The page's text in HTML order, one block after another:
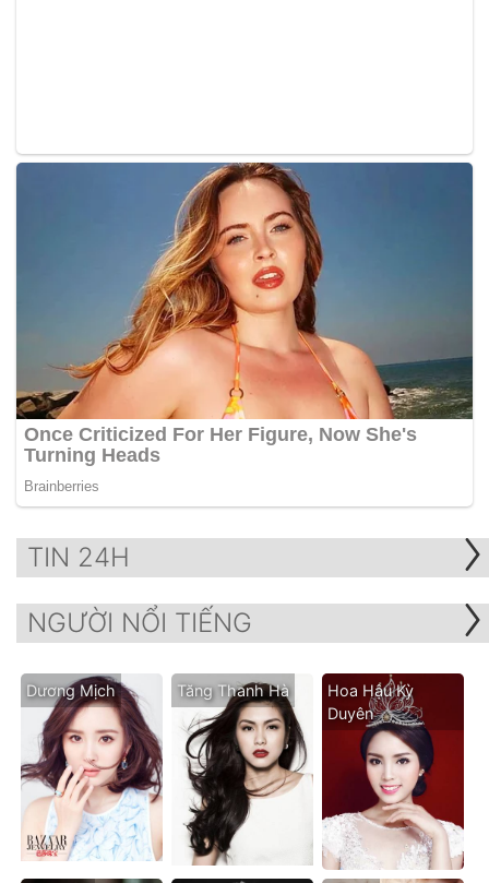
TIN 24H
NGƯỜI NỔI TIẾNG
Dương Mịch Tăng Thanh Hà
Hoa Hậu Kỳ
Duyên